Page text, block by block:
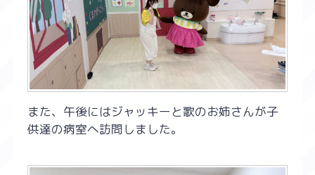
また、午後にはジャッキーと歌のお姉さんが子
供達の病室へ訪問しました。